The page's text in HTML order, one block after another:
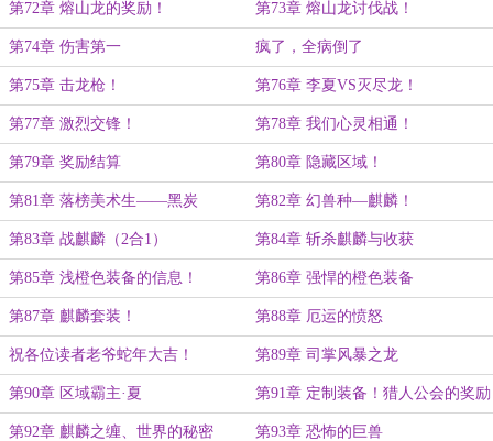
第72章 熔山龙的奖励！ 第73章 熔山龙讨伐战！
第74章 伤害第一 疯了，全病倒了
第75章 击龙枪！ 第76章 李夏VS灭尽龙！
第77章 激烈交锋！ 第78章 我们心灵相通！
第79章 奖励结算 第80章 隐藏区域！
第81章 落榜美术生——黑炭 第82章 幻兽种—麒麟！
第83章 战麒麟（2合1） 第84章 斩杀麒麟与收获
第85章 浅橙色装备的信息！ 第86章 强悍的橙色装备
第87章 麒麟套装！ 第88章 厄运的愤怒
祝各位读者老爷蛇年大吉！ 第89章 司掌风暴之龙
第90章 区域霸主·夏 第91章 定制装备！猎人公会的奖励
第92章 麒麟之缠、世界的秘密 第93章 恐怖的巨兽